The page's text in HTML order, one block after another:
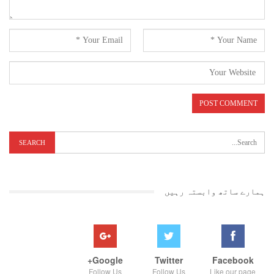
ہمارے ساتھ وابستہ رہیں
Facebook
Like our page
Twitter
Follow Us
Google+
Follow Us